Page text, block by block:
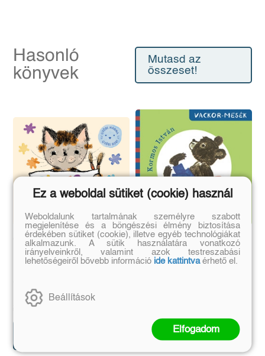
Hasonló
könyvek
Mutasd az
összeset!
Cicus fest
Eredeti ár:
2 990 Ft
Bevezető ár:
Vackor az óvodában
Előrendelem
Ez a weboldal sütiket (cookie) használ
Weboldalunk tartalmának személyre szabott
megjelenítése és a böngészési élmény biztosítása
érdekében sütiket (cookie), illetve egyéb technológiákat
alkalmazunk. A sütik használatára vonatkozó
irányelveinkről, valamint azok testreszabási
lehetőségeiről bővebb információ ide kattintvaérhető el.
Beállítások
Elfogadom